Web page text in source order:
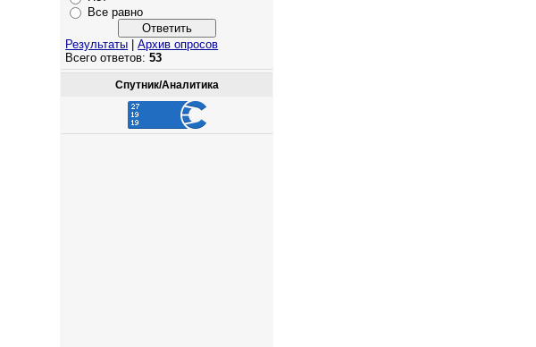
Все равно
Результаты |Архив опросов
Всего ответов:53
Спутник/Аналитика